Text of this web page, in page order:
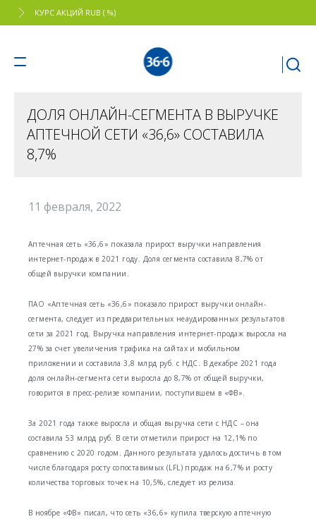
КУРС АКЦИЙ RUB ( %)
ДОЛЯ ОНЛАЙН-СЕГМЕНТА В ВЫРУЧКЕ
АПТЕЧНОЙ СЕТИ «36,6» СОСТАВИЛА
8,7%
11 февраля, 2022
Аптечная сеть «36,6» показала прирост выручки направления
интернет-продаж в 2021 году. Доля сегмента составила 8,7% от
общей выручки компании.
ПАО «Аптечная сеть «36,6» показало прирост выручки онлайн-
сегмента, следует из предварительных неаудированных результатов
сети за 2021 год. Выручка направления интернет-продаж выросла на
27% за счет увеличения трафика на сайтах и мобильном
приложении и составила 3,8 млрд руб. с НДС. В декабре 2021 года
доля онлайн-сегмента сети выросла до 8,7% от общей выручки,
говорится в пресс-релизе компании, поступившем в «ФВ».
За 2021 года также выросла и общая выручка сети с НДС – она
составила 53 млрд руб. В сети отметили прирост на 12,1% по
сравнению с 2020 годом. Данного результата удалось достичь в том
числе благодаря росту сопоставимых (LFL) продаж на 6,7% и росту
количества торговых точек на 10,5%, следует из релиза.
В ноябре «ФВ» писал, что сеть «36,6» купила тверскую аптечную